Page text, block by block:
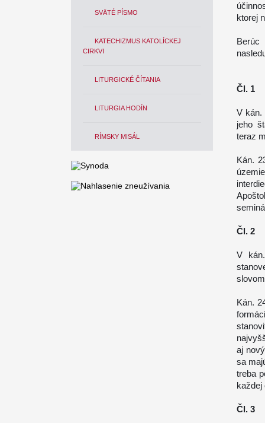
SVÄTÉ PÍSMO
KATECHIZMUS KATOLÍCKEJ
CIRKVI
LITURGICKÉ ČÍTANIA
LITURGIA HODÍN
RÍMSKY MISÁL
ktorej
Čl. 1
V kán.
jeho
teraz
Kán.
Čl. 2
V
Kán.
aj
sa
treba
každej
Čl. 3